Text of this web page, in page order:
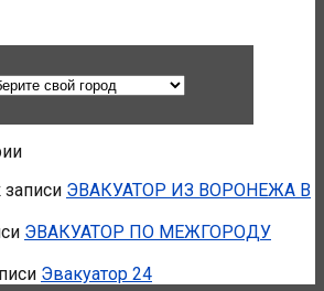
записи ЭВАКУАТОР ИЗ ВОРОНЕЖА В
ЭВАКУАТОР ПО МЕЖГОРОДУ
Эвакуатор 24